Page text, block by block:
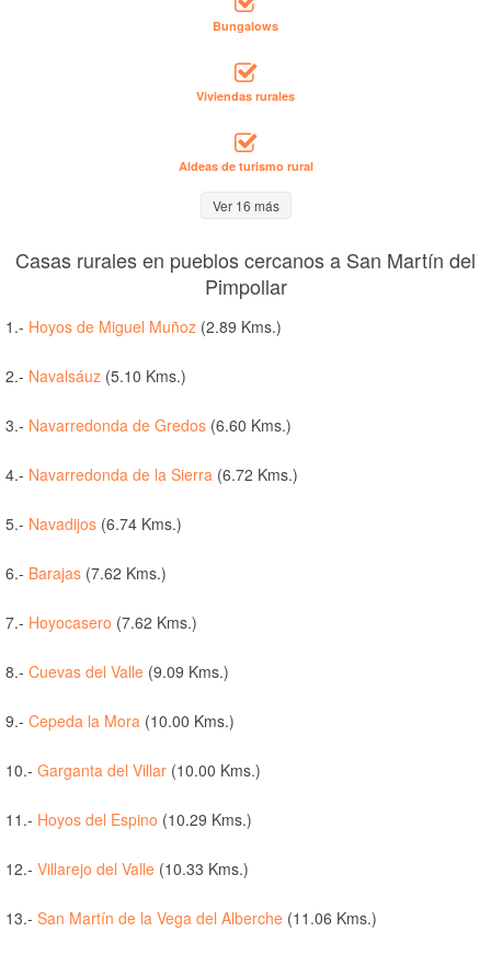
Bungalows
Viviendas rurales
Aldeas de turismo rural
Ver 16 más
Casas rurales en pueblos cercanos a San Martín del
Pimpollar
1.- Hoyos de Miguel Muñoz (2.89 Kms.)
2.- Navalsáuz (5.10 Kms.)
3.- Navarredonda de Gredos (6.60 Kms.)
4.- Navarredonda de la Sierra (6.72 Kms.)
5.- Navadijos (6.74 Kms.)
6.- Barajas (7.62 Kms.)
7.- Hoyocasero (7.62 Kms.)
8.- Cuevas del Valle (9.09 Kms.)
9.- Cepeda la Mora (10.00 Kms.)
10.- Garganta del Villar (10.00 Kms.)
11.- Hoyos del Espino (10.29 Kms.)
12.- Villarejo del Valle (10.33 Kms.)
13.- San Martín de la Vega del Alberche (11.06 Kms.)